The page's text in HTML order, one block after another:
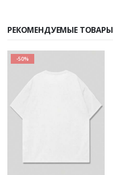
РЕКОМЕНДУЕМЫЕ ТОВАРЫ
-50%